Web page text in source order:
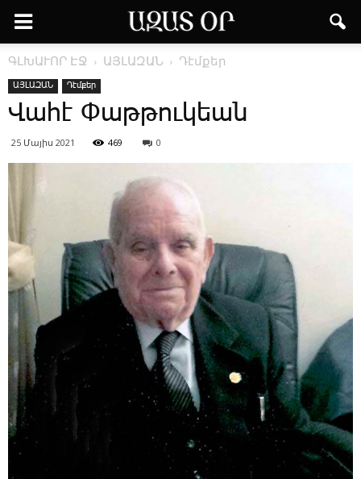
ԳԼԽԱՒՈՐ ԷՋ ԱՅԼԱԶԱՆ Դէմքեր
ԱՅԼԱԶԱՆ Դէմքեր
Վա­հէ ­Փաթ­թու­կեան
25 Մայիս 2021 469 0